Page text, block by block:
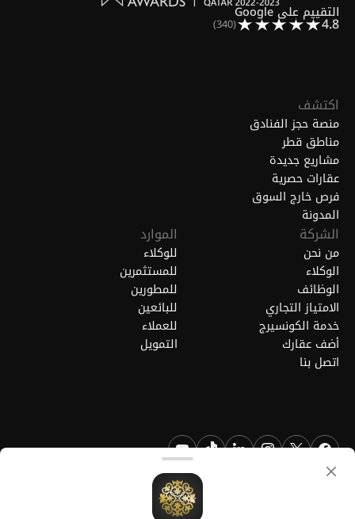
التقييم على Google
4.8
(340)
اكتشف
منصة حجز الفنادق
مناطق قطر
مشاريع جديدة
عقارات حصرية
فرص خارج السوق
المدونة
الشركة
من نحن
الوكلاء
الوظائف
الامتياز التجاري
خدمة الكونسيرج
أضف عقارك
اتصل بنا
الموارد
للوكلاء
للمستثمرين
للمطورين
للبائعين
للعملاء
التمويل
هي علامة تجارية مسجلة لشركة فايند جريت ريالتي ذ.م.م قطر.